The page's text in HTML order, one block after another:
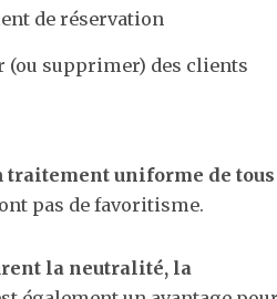
de réservation
(ou supprimer) des clients
traitement uniforme de tous
pas de favoritisme.
la neutralité, la